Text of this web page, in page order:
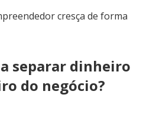
cresça de forma
separar dinheiro
do negócio?